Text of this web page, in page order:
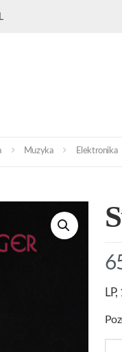
Muzyka Elektronika